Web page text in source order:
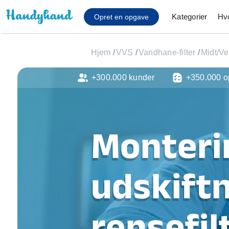
Opret en opgave Kategorier
Affaldsfjernelse
Flyttehjælp
Gulvlaminering
Hårde hvidevare
Hjælp til mobil, pc, tv
Installation af ildsted
Møbelsamling og
Ophængning af
Hjem /VVS /Vandhane-filter / Midt/
+300.000 kunder +350.000